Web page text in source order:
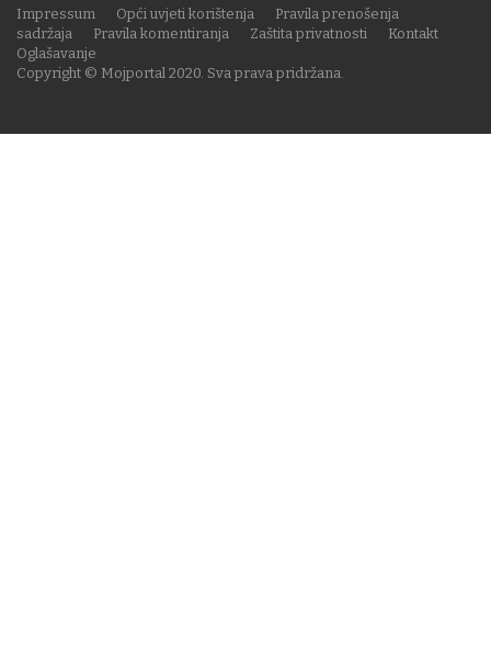
Copyright © Mojportal 2020. Sva prava pridržana.
Impressum Opći uvjeti korištenja
Pravila prenošenja
sadržaja
Pravila komentiranja Zaštita privatnosti
Kontakt
Oglašavanje